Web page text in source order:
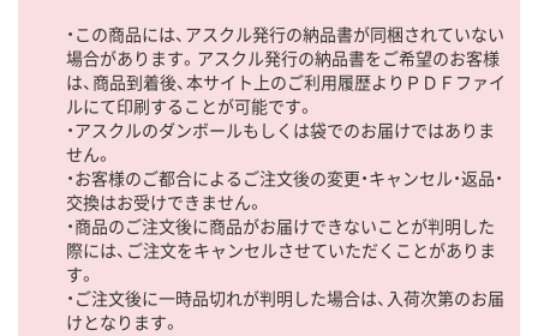
・この商品には、アスクル発行の納品書が同梱されていない
場合があります。アスクル発行の納品書をご希望のお客様
は、商品到着後、本サイト上のご利用履歴よりＰＤＦファイ
ルにて印刷することが可能です。
・アスクルのダンボールもしくは袋でのお届けではありま
せん。
・お客様のご都合によるご注文後の変更・キャンセル・返品・
交換はお受けできません。
・商品のご注文後に商品がお届けできないことが判明した
際には、ご注文をキャンセルさせていただくことがありま
す。
・ご注文後に一時品切れが判明した場合は、入荷次第のお届
けとなります。